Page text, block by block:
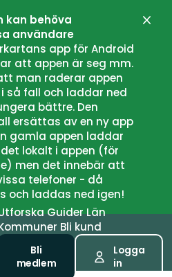
kan behöva
användare
app för Android
att appen är seg mm.
man raderar appen
så fall och laddar ned
bättre. Den
ersättas av en ny app
gamla appen laddar
lokalt i appen (för
men det innebär att
telefoner - då
och laddas ned igen!
GuiderLän
Bli kund
Bli
medlem
Logga
in